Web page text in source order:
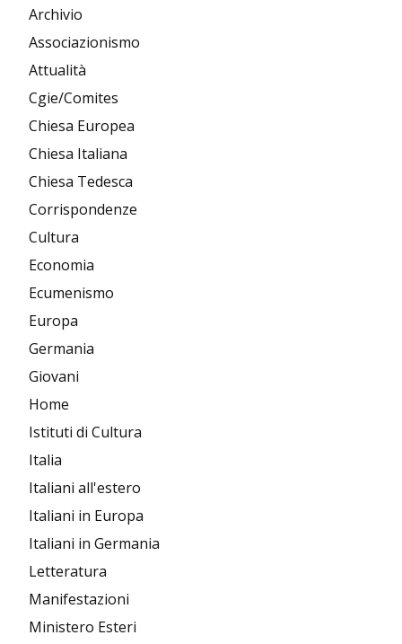
Archivio
Associazionismo
Attualità
Cgie/Comites
Chiesa Europea
Chiesa Italiana
Chiesa Tedesca
Corrispondenze
Cultura
Economia
Ecumenismo
Europa
Germania
Giovani
Home
Istituti di Cultura
Italia
Italiani all'estero
Italiani in Europa
Italiani in Germania
Letteratura
Manifestazioni
Ministero Esteri